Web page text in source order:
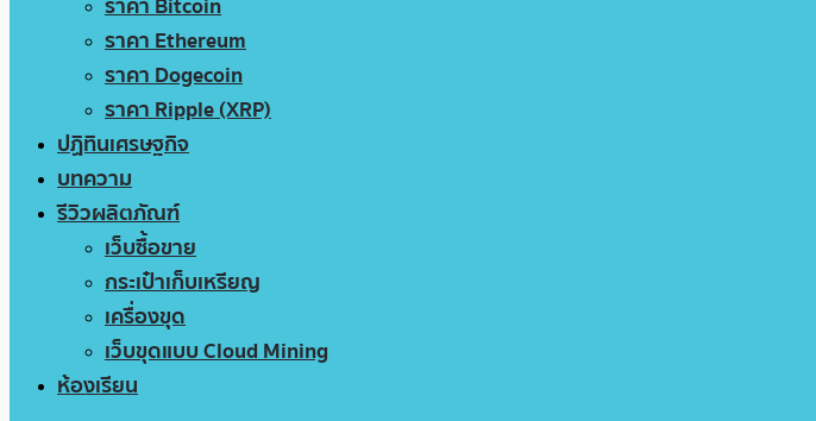
ราคา Ethereum
ราคา Dogecoin
ราคา Ripple (XRP)
ปฏิทินเศรษฐกิจ
บทความ
รีวิวผลิตภัณฑ์
เว็บซื้อขาย
กระเป๋าเก็บเหรียญ
เครื่องขุด
เว็บขุดแบบ Cloud Mining
ห้องเรียน